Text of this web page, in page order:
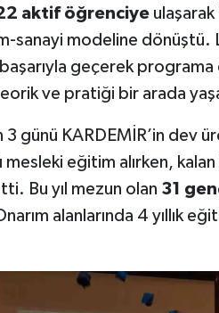
aktif öğrenciyeulaşarak
sanayi modeline dönüştü.
geçerek
ve pratiği bir arada
günü KARDEMİR’in dev
mesleki eğitim alırken,
Bu yıl mezun olan 31
alanlarında 4 yıllık